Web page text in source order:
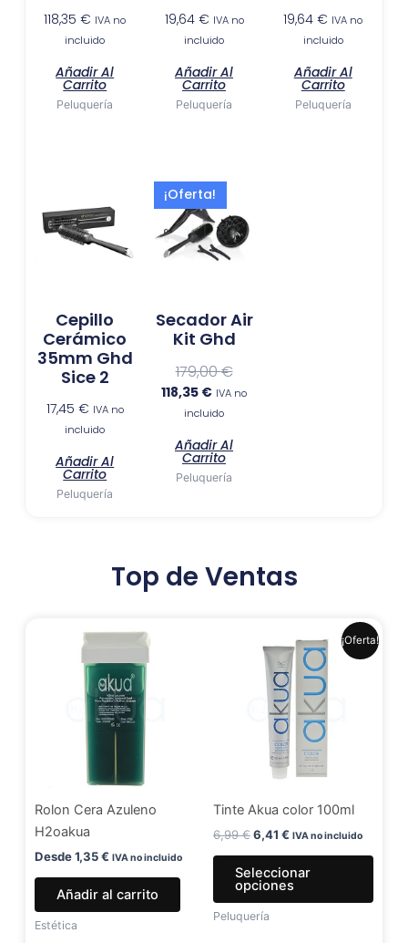
118,35€ IVA no
incluido
Añadir Al
Carrito
Peluquería
19,64 € IVA no
incluido
Añadir Al
Carrito
Peluquería
19,64€ IVA no
incluido
Añadir Al
Carrito
Peluquería
Cepillo
Cerámico
35mm Ghd
Sice 2
17,45 € IVA no
incluido
Añadir Al
Carrito
Peluquería
¡Oferta!
Secador Air
Kit Ghd
179,00€
original
era:
118,35 €
El
precio
actual
es:
118,35 €.
IVA no
incluido
Añadir Al
Carrito
Peluquería
Top de Ventas
Rolon Cera Azuleno
H2oakua
Desde1,35€ IVA no incluido
Añadir al carrito
Estética
¡Oferta!
Tinte Akua color 100ml
6,99€
precio
original
era:
6,99 €.
6,41 €
precio
actual
es:
6,41 €.
IVA no incluido
Seleccionar
opciones
Este
en
Peluquería